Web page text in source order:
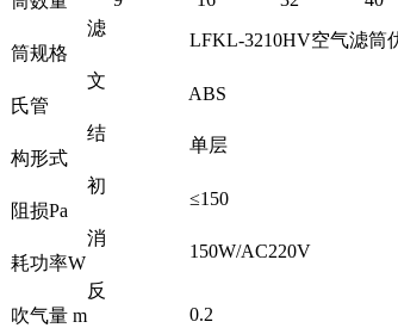
滤
筒规格
LFKL-3210HV空气滤筒优质
文
氏管
ABS
结
构形式
单层
初
阻损Pa
≤150
消
耗功率W
150W/AC220V
反
吹气量 m
0.2